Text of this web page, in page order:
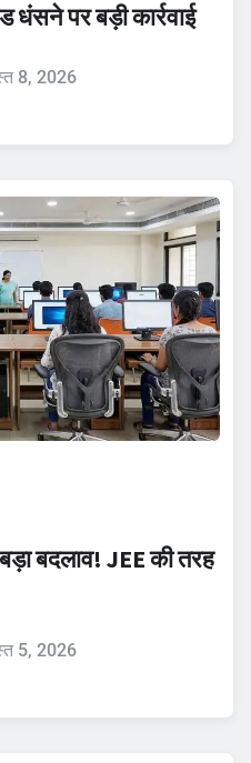
धंसने पर बड़ी कार्रवाई
8, 2026
बदलाव! JEE की तरह
5, 2026